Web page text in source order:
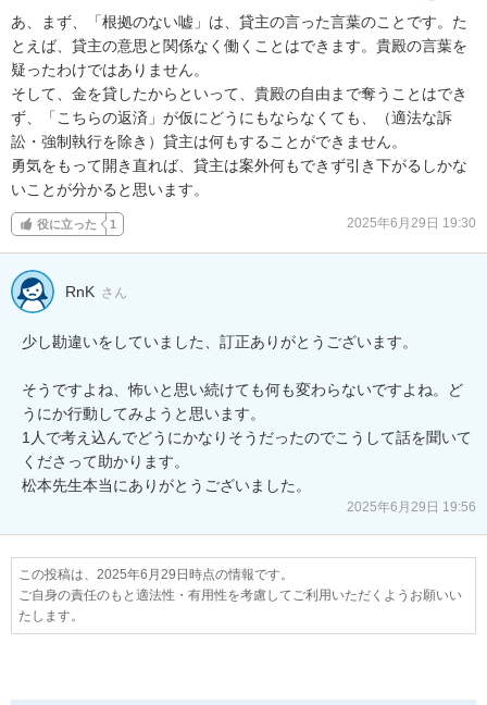
あ、まず、「根拠のない嘘」は、貸主の言った言葉のことです。た
とえば、貸主の意思と関係なく働くことはできます。貴殿の言葉を
疑ったわけではありません。
そして、金を貸したからといって、貴殿の自由まで奪うことはでき
ず、「こちらの返済」が仮にどうにもならなくても、（適法な訴
訟・強制執行を除き）貸主は何もすることができません。
勇気をもって開き直れば、貸主は案外何もできず引き下がるしかな
いことが分かると思います。
役に立った 1 2025年6月29日 19:30
RnK さん
少し勘違いをしていました、訂正ありがとうございます。
そうですよね、怖いと思い続けても何も変わらないですよね。ど
うにか行動してみようと思います。
1人で考え込んでどうにかなりそうだったのでこうして話を聞いて
くださって助かります。
松本先生本当にありがとうございました。
2025年6月29日 19:56
この投稿は、2025年6月29日時点の情報です。
ご自身の責任のもと適法性・有用性を考慮してご利用いただくようお願いい
たします。